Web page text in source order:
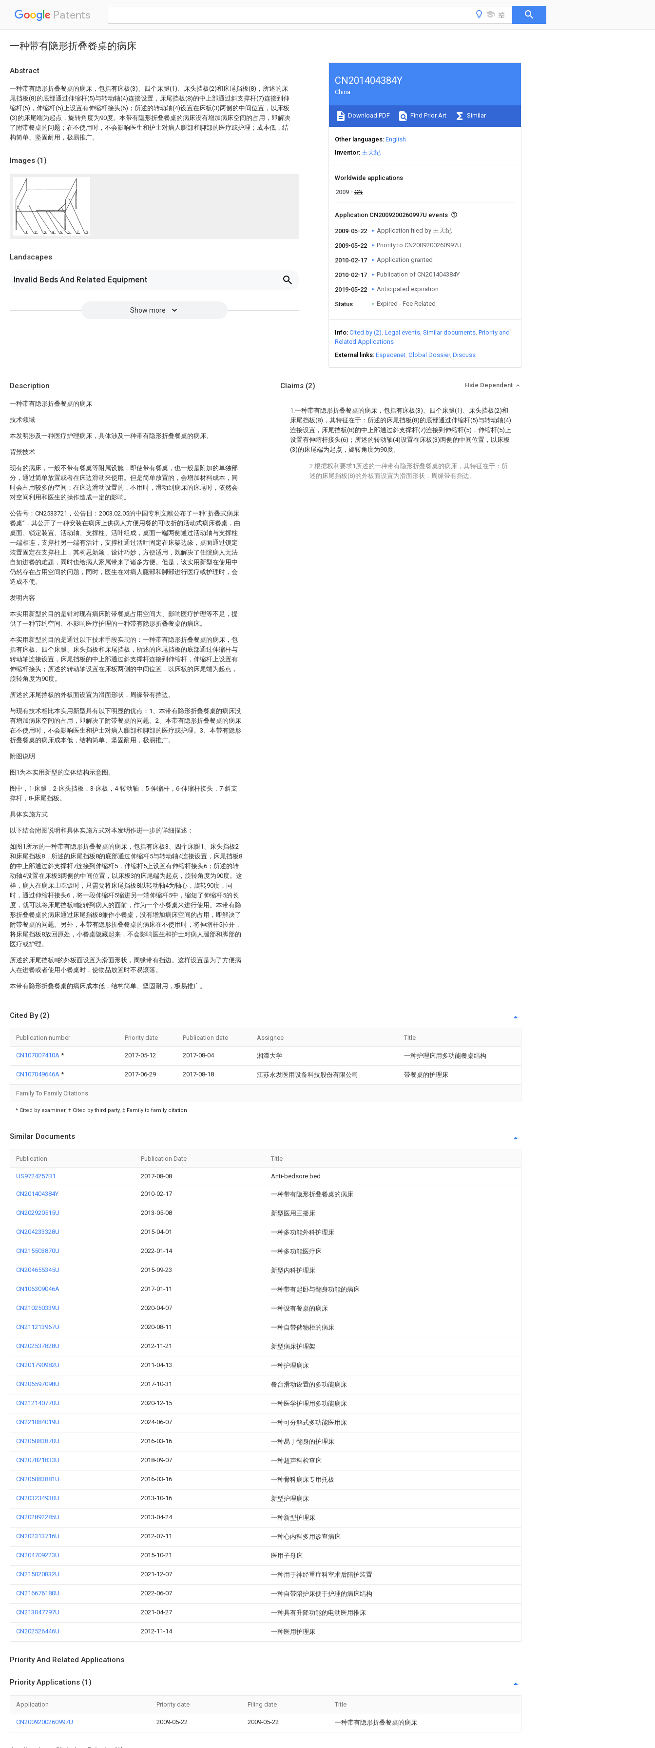
Patents
一种带有隐形折叠餐桌的病床
Abstract
一种带有隐形折叠餐桌的病床，包括有床板(3)、四个床腿(1)、床头挡板(2)和床尾挡板(8)，所述的床
尾挡板(8)的底部通过伸缩杆(5)与转动轴(4)连接设置，床尾挡板(8)的中上部通过斜支撑杆(7)连接到伸
缩杆(5)，伸缩杆(5)上设置有伸缩杆接头(6)；所述的转动轴(4)设置在床板(3)两侧的中间位置，以床板
(3)的床尾端为起点，旋转角度为90度。本带有隐形折叠餐桌的病床没有增加病床空间的占用，即解决
了附带餐桌的问题；在不使用时，不会影响医生和护士对病人腿部和脚部的医疗或护理；成本低，结
构简单、坚固耐用，极易推广。
Images (1)
Landscapes
Invalid Beds And Related Equipment
Show more
CN201404384Y
China
Download PDF Find Prior Art Similar
Other languages English
Inventor 王天纪
Worldwide applications
2009
CN
Application CN2009200260997U events
2009-05-22 Application filed by 王天纪
2009-05-22 Priority to CN2009200260997U
2010-02-17 Application granted
2010-02-17 Publication of CN201404384Y
2019-05-22 Anticipated expiration
Status Expired - Fee Related
Info Cited by (2) Legal events Similar documents Priority and
Related Applications
External links Espacenet Global Dossier Discuss
Description
一种带有隐形折叠餐桌的病床
技术领域
本发明涉及一种医疗护理病床，具体涉及一种带有隐形折叠餐桌的病床。
背景技术
现有的病床，一般不带有餐桌等附属设施，即使带有餐桌，也一般是附加的单独部
分，通过简单放置或者在床边滑动来使用。但是简单放置的，会增加材料成本，同
时会占用较多的空间；在床边滑动设置的，不用时，滑动到病床的床尾时，依然会
对空间利用和医生的操作造成一定的影响。
公告号：CN2533721，公告日：2003.02.05的中国专利文献公布了一种“折叠式病床
餐桌”，其公开了一种安装在病床上供病人方便用餐的可收折的活动式病床餐桌，由
桌面、锁定装置、活动轴、支撑柱、活叶组成，桌面一端两侧通过活动轴与支撑柱
一端相连，支撑柱另一端有活计，支撑柱通过活叶固定在床架边缘，桌面通过锁定
装置固定在支撑柱上，其构思新颖，设计巧妙，方便适用，既解决了住院病人无法
自如进餐的难题，同时也给病人家属带来了诸多方便。但是，该实用新型在使用中
仍然存在占用空间的问题，同时，医生在对病人腿部和脚部进行医疗或护理时，会
造成不使。
发明内容
本实用新型的目的是针对现有病床附带餐桌占用空间大、影响医疗护理等不足，提
供了一种节约空间、不影响医疗护理的一种带有隐形折叠餐桌的病床。
本实用新型的目的是通过以下技术手段实现的：一种带有隐形折叠餐桌的病床，包
括有床板、四个床腿、床头挡板和床尾挡板，所述的床尾挡板的底部通过伸缩杆与
转动轴连接设置，床尾挡板的中上部通过斜支撑杆连接到伸缩杆，伸缩杆上设置有
伸缩杆接头；所述的转动轴设置在床板两侧的中间位置，以床板的床尾端为起点，
旋转角度为90度。
所述的床尾挡板的外板面设置为滑面形状，周缘带有挡边。
与现有技术相比本实用新型具有以下明显的优点：1、本带有隐形折叠餐桌的病床没
有增加病床空间的占用，即解决了附带餐桌的问题。2、本带有隐形折叠餐桌的病床
在不使用时，不会影响医生和护士对病人腿部和脚部的医疗或护理。3、本带有隐形
折叠餐桌的病床成本低，结构简单、坚固耐用，极易推广。
附图说明
图1为本实用新型的立体结构示意图。
图中，1-床腿，2-床头挡板，3-床板，4-转动轴，5-伸缩杆，6-伸缩杆接头，7-斜支
撑杆，8-床尾挡板。
具体实施方式
以下结合附图说明和具体实施方式对本发明作进一步的详细描述：
如图1所示的一种带有隐形折叠餐桌的病床，包括有床板3、四个床腿1、床头挡板2
和床尾挡板8，所述的床尾挡板8的底部通过伸缩杆5与转动轴4连接设置，床尾挡板8
的中上部通过斜支撑杆7连接到伸缩杆5，伸缩杆5上设置有伸缩杆接头6；所述的转
动轴4设置在床板3两侧的中间位置，以床板3的床尾端为起点，旋转角度为90度。这
样，病人在病床上吃饭时，只需要将床尾挡板8以转动轴4为轴心，旋转90度，同
时，通过伸缩杆接头6，将一段伸缩杆5缩进另一端伸缩杆5中，缩短了伸缩杆5的长
度，就可以将床尾挡板8旋转到病人的面前，作为一个小餐桌来进行使用。本带有隐
形折叠餐桌的病床通过床尾挡板8兼作小餐桌，没有增加病床空间的占用，即解决了
附带餐桌的问题。另外，本带有隐形折叠餐桌的病床在不使用时，将伸缩杆5拉开，
将床尾挡板8放回原处，小餐桌隐藏起来，不会影响医生和护士对病人腿部和脚部的
医疗或护理。
所述的床尾挡板8的外板面设置为滑面形状，周缘带有挡边。这样设置是为了方便病
人在进餐或者使用小餐桌时，使物品放置时不易滚落。
本带有隐形折叠餐桌的病床成本低，结构简单、坚固耐用，极易推广。
Claims (2) Hide Dependent
1.一种带有隐形折叠餐桌的病床，包括有床板(3)、四个床腿(1)、床头挡板(2)和
床尾挡板(8)，其特征在于：所述的床尾挡板(8)的底部通过伸缩杆(5)与转动轴(4)
连接设置，床尾挡板(8)的中上部通过斜支撑杆(7)连接到伸缩杆(5)，伸缩杆(5)上
设置有伸缩杆接头(6)；所述的转动轴(4)设置在床板(3)两侧的中间位置，以床板
(3)的床尾端为起点，旋转角度为90度。
2.根据权利要求1所述的一种带有隐形折叠餐桌的病床，其特征在于：所
述的床尾挡板(8)的外板面设置为滑面形状，周缘带有挡边。
Cited By (2)
Publication number Priority date Publication date Assignee Title
CN107007410A * 2017-05-12 2017-08-04 湘潭大学 一种护理床用多功能餐桌结构
CN107049646A * 2017-06-29 2017-08-18 江苏永发医用设备科技股份有限公司 带餐桌的护理床
Family To Family Citations
* Cited by examiner, † Cited by third party, ‡ Family to family citation
Similar Documents
Publication Publication Date Title
US9724257B1 2017-08-08 Anti-bedsore bed
CN201404384Y 2010-02-17 一种带有隐形折叠餐桌的病床
CN202920515U 2013-05-08 新型医用三摇床
CN204233328U 2015-04-01 一种多功能外科护理床
CN215503870U 2022-01-14 一种多功能医疗床
CN204655345U 2015-09-23 新型内科护理床
CN106309046A 2017-01-11 一种带有起卧与翻身功能的病床
CN210250339U 2020-04-07 一种设有餐桌的病床
CN211213967U 2020-08-11 一种自带储物柜的病床
CN202537828U 2012-11-21 新型病床护理架
CN201790982U 2011-04-13 一种护理病床
CN206597098U 2017-10-31 餐台滑动设置的多功能病床
CN212140770U 2020-12-15 一种医学护理用多功能病床
CN221084019U 2024-06-07 一种可分解式多功能医用床
CN205083870U 2016-03-16 一种易于翻身的护理床
CN207821833U 2018-09-07 一种超声科检查床
CN205083881U 2016-03-16 一种骨科病床专用托板
CN203234930U 2013-10-16 新型护理病床
CN202892285U 2013-04-24 一种新型护理床
CN202313716U 2012-07-11 一种心内科多用诊查病床
CN204709223U 2015-10-21 医用子母床
CN215020832U 2021-12-07 一种用于神经重症科室术后陪护装置
CN216676180U 2022-06-07 一种自带陪护床便于护理的病床结构
CN213047797U 2021-04-27 一种具有升降功能的电动医用推床
CN202526446U 2012-11-14 一种医用护理床
Priority And Related Applications
Priority Applications (1)
Application Priority date Filing date Title
CN2009200260997U 2009-05-22 2009-05-22 一种带有隐形折叠餐桌的病床